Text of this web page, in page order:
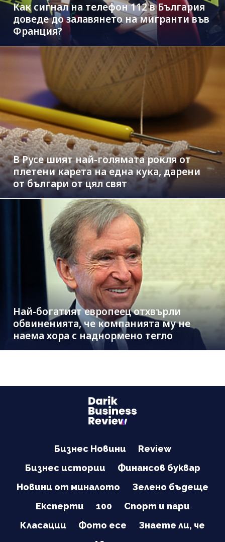
Как сигнал на телефон 112 в България
доведе до залавянето на мигранти във
Франция?
В Русе шият най-голямата рокля от
плетени карета на една кука, дарени
от българи от цял свят
Най-богатият европеец отхвърли
обвиненията, че компанията му не
наема хора с наднормено тегло
Бизнес Новини
Review
Бизнес истории
Финансов буквар
Новини от миналото
Зелено бъдеще
Експерти
100
Спорт и пари
Класации
Фото есе
Знаете ли, че